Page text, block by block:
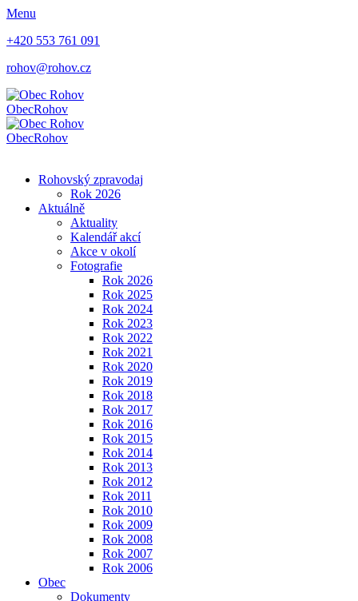
Menu
+420 553 761 091
rohov@rohov.cz
ObecRohov
ObecRohov
Rohovský zpravodaj
Rok 2026
Aktuálně
Aktuality
Kalendář akcí
Akce v okolí
Fotografie
Rok 2026
Rok 2025
Rok 2024
Rok 2023
Rok 2022
Rok 2021
Rok 2020
Rok 2019
Rok 2018
Rok 2017
Rok 2016
Rok 2015
Rok 2014
Rok 2013
Rok 2012
Rok 2011
Rok 2010
Rok 2009
Rok 2008
Rok 2007
Rok 2006
Obec
Dokumenty